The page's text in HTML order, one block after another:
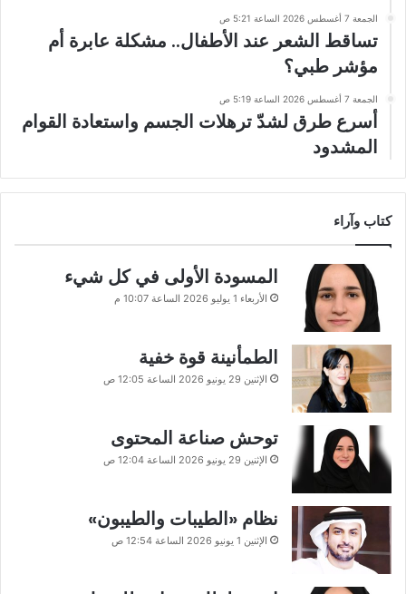
الجمعة 7 أغسطس 2026 الساعة 5:21 ص
تساقط الشعر عند الأطفال.. مشكلة عابرة أم
مؤشر طبي؟
الجمعة 7 أغسطس 2026 الساعة 5:19 ص
أسرع طرق لشدّ ترهلات الجسم واستعادة القوام
المشدود
كتاب وآراء
المسودة الأولى في كل شيء
الأربعاء 1 يوليو 2026 الساعة 10:07 م
الطمأنينة قوة خفية
الإثنين 29 يونيو 2026 الساعة 12:05 ص
توحش صناعة المحتوى
الإثنين 29 يونيو 2026 الساعة 12:04 ص
نظام «الطيبات والطيبون»
الإثنين 1 يونيو 2026 الساعة 12:54 ص